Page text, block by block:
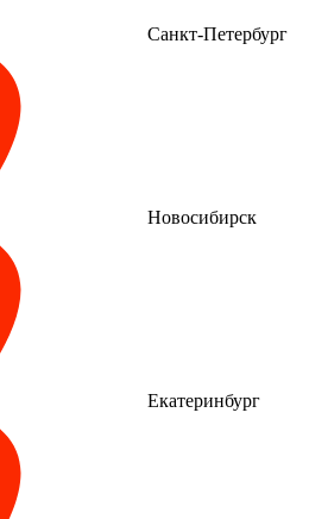
Санкт-Петербург
Новосибирск
Екатеринбург